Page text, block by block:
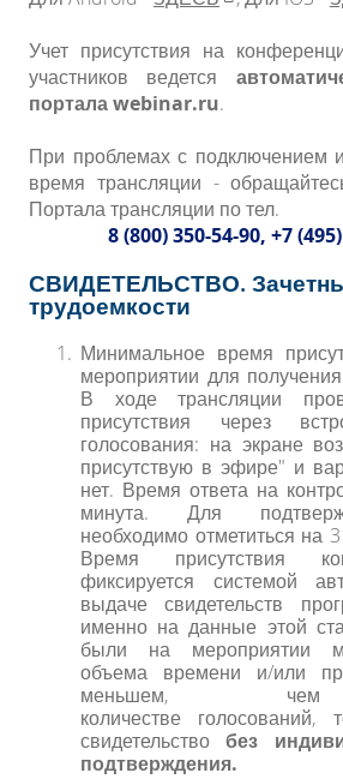
Учет присутствия на
участников ведется
портала webinar.ru.
При проблемах с подключением
время трансляции -
Портала трансляции по тел.
8 (800) 350-54-90, +7
СВИДЕТЕЛЬСТВО.
трудоемкости
Минимальное время
мероприятии для
В ходе трансляции
присутствия через
голосования: на экране
присутствую в эфире" и
нет. Время ответа на
минута. Для
необходимо отметиться на
Время присутствия
фиксируется системой
выдаче свидетельств
именно на данные этой
были на мероприятии
объема времени и/или
меньшем,
количестве
свидетельствобез
подтверждения.